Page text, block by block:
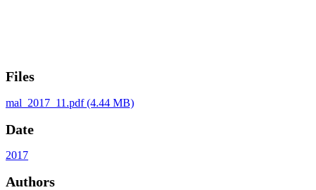
Files
mal_2017_11.pdf(4.44 MB)
Date
2017
Authors